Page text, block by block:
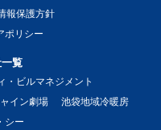
報保護方針
ポリシー
覧
・ビルマネジメント
イン劇場
池袋地域冷暖房
シー